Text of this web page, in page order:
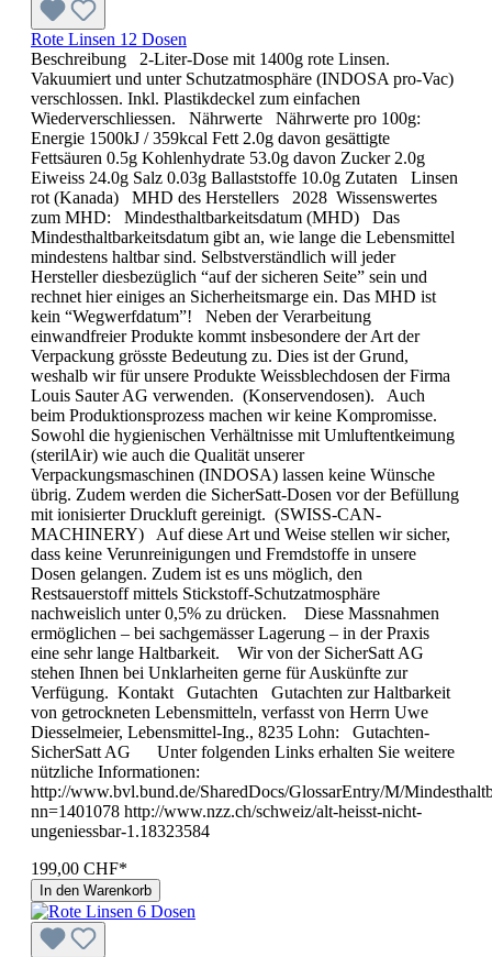
Rote Linsen 12 Dosen
Beschreibung 2-Liter-Dose mit 1400g rote Linsen.
Vakuumiert und unter Schutzatmosphäre (INDOSA pro-Vac)
verschlossen. Inkl. Plastikdeckel zum einfachen
Wiederverschliessen. Nährwerte Nährwerte pro 100g:
Energie 1500kJ / 359kcal Fett 2.0g davon gesättigte
Fettsäuren 0.5g Kohlenhydrate 53.0g davon Zucker 2.0g
Eiweiss 24.0g Salz 0.03g Ballaststoffe 10.0g Zutaten Linsen
rot (Kanada) MHD des Her­stel­lers 2028 Wissenswertes
zum MHD: Mindesthaltbarkeitsdatum (MHD) Das
Mindesthaltbarkeitsdatum gibt an, wie lange die Lebensmittel
mindestens haltbar sind. Selbstverständlich will jeder
Hersteller diesbezüglich “auf der sicheren Seite” sein und
rechnet hier einiges an Sicherheitsmarge ein. Das MHD ist
kein “Wegwerfdatum”! Neben der Verarbeitung
einwandfreier Produkte kommt insbesondere der Art der
Verpackung grösste Bedeutung zu. Dies ist der Grund,
weshalb wir für unsere Produkte Weissblechdosen der Firma
Louis Sauter AG verwenden. (Konservendosen). Auch
beim Produktionsprozess machen wir keine Kompromisse.
Sowohl die hygienischen Verhältnisse mit Umluftentkeimung
(sterilAir) wie auch die Qualität unserer
Verpackungsmaschinen (INDOSA) lassen keine Wünsche
übrig. Zudem werden die SicherSatt-Dosen vor der Befüllung
mit ionisierter Druckluft gereinigt. (SWISS-CAN-
MACHINERY) Auf diese Art und Weise stellen wir sicher,
dass keine Verunreinigungen und Fremdstoffe in unsere
Dosen gelangen. Zudem ist es uns möglich, den
Restsauerstoff mittels Stickstoff-Schutzatmosphäre
nachweislich unter 0,5% zu drücken. Diese Massnahmen
ermöglichen – bei sachgemässer Lagerung – in der Praxis
eine sehr lange Haltbarkeit. Wir von der SicherSatt AG
stehen Ihnen bei Unklarheiten gerne für Auskünfte zur
Verfügung. Kontakt Gutachten Gutachten zur Haltbarkeit
von getrockneten Lebensmitteln, verfasst von Herrn Uwe
Diesselmeier, Lebensmittel-Ing., 8235 Lohn: Gutachten-
SicherSatt AG Unter folgenden Links erhalten Sie weitere
nützliche Informationen:
http://www.bvl.bund.de/SharedDocs/GlossarEntry/M/
nn=1401078 http://www.nzz.ch/schweiz/alt-heisst-nicht-
ungeniessbar-1.18323584
199,00 CHF*
In den Warenkorb